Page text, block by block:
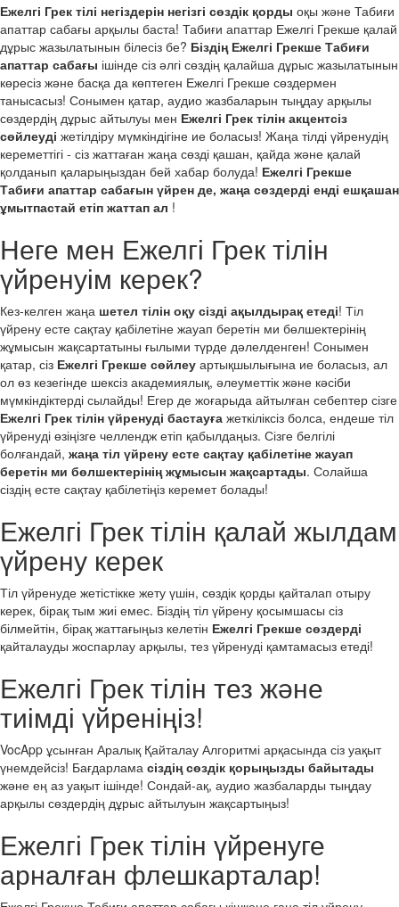
Ежелгі Грек тілі негіздерін негізгі сөздік қорды оқы және Табиғи
апаттар сабағы арқылы баста! Табиғи апаттар Ежелгі Грекше қалай
дұрыс жазылатынын білесіз бе? Біздің Ежелгі Грекше Табиғи
апаттар сабағы ішінде сіз әлгі сөздің қалайша дұрыс жазылатынын
көресіз және басқа да көптеген Ежелгі Грекше сөздермен
танысасыз! Сонымен қатар, аудио жазбаларын тыңдау арқылы
сөздердің дұрыс айтылуы мен Ежелгі Грек тілін акцентсіз
сөйлеуді жетілдіру мүмкіндігіне ие боласыз! Жаңа тілді үйренудің
кереметтігі - сіз жаттаған жаңа сөзді қашан, қайда және қалай
қолданып қаларыңыздан бей хабар болуда! Ежелгі Грекше
Табиғи апаттар сабағын үйрен де, жаңа сөздерді енді ешқашан
ұмытпастай етіп жаттап ал !
Неге мен Ежелгі Грек тілін
үйренуім керек?
Кез-келген жаңа шетел тілін оқу сізді ақылдырақ етеді! Тіл
үйрену есте сақтау қабілетіне жауап беретін ми бөлшектерінің
жұмысын жақсартатыны ғылыми түрде дәлелденген! Сонымен
қатар, сіз Ежелгі Грекше сөйлеу артықшылығына ие боласыз, ал
ол өз кезегінде шексіз академиялық, әлеуметтік және кәсіби
мүмкіндіктерді сылайды! Егер де жоғарыда айтылған себептер сізге
Ежелгі Грек тілін үйренуді бастауға жеткіліксіз болса, ендеше тіл
үйренуді өзіңізге челлендж етіп қабылдаңыз. Сізге белгілі
болғандай, жаңа тіл үйрену есте сақтау қабілетіне жауап
беретін ми бөлшектерінің жұмысын жақсартады. Солайша
сіздің есте сақтау қабілетіңіз керемет болады!
Ежелгі Грек тілін қалай жылдам
үйрену керек
Тіл үйренуде жетістікке жету үшін, сөздік қорды қайталап отыру
керек, бірақ тым жиі емес. Біздің тіл үйрену қосымшасы сіз
білмейтін, бірақ жаттағыңыз келетін Ежелгі Грекше сөздерді
қайталауды жоспарлау арқылы, тез үйренуді қамтамасыз етеді!
Ежелгі Грек тілін тез және
тиімді үйреніңіз!
VocApp ұсынған Аралық Қайталау Алгоритмі арқасында сіз уақыт
үнемдейсіз! Бағдарлама сіздің сөздік қорыңызды байытады
және ең аз уақыт ішінде! Сондай-ақ, аудио жазбаларды тыңдау
арқылы сөздердің дұрыс айтылуын жақсартыңыз!
Ежелгі Грек тілін үйренуге
арналған флешкарталар!